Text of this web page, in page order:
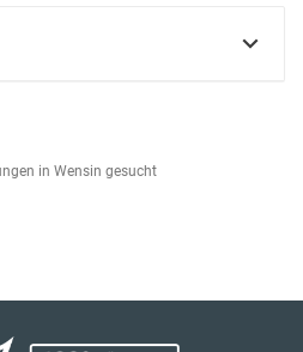
in Wensin gesucht